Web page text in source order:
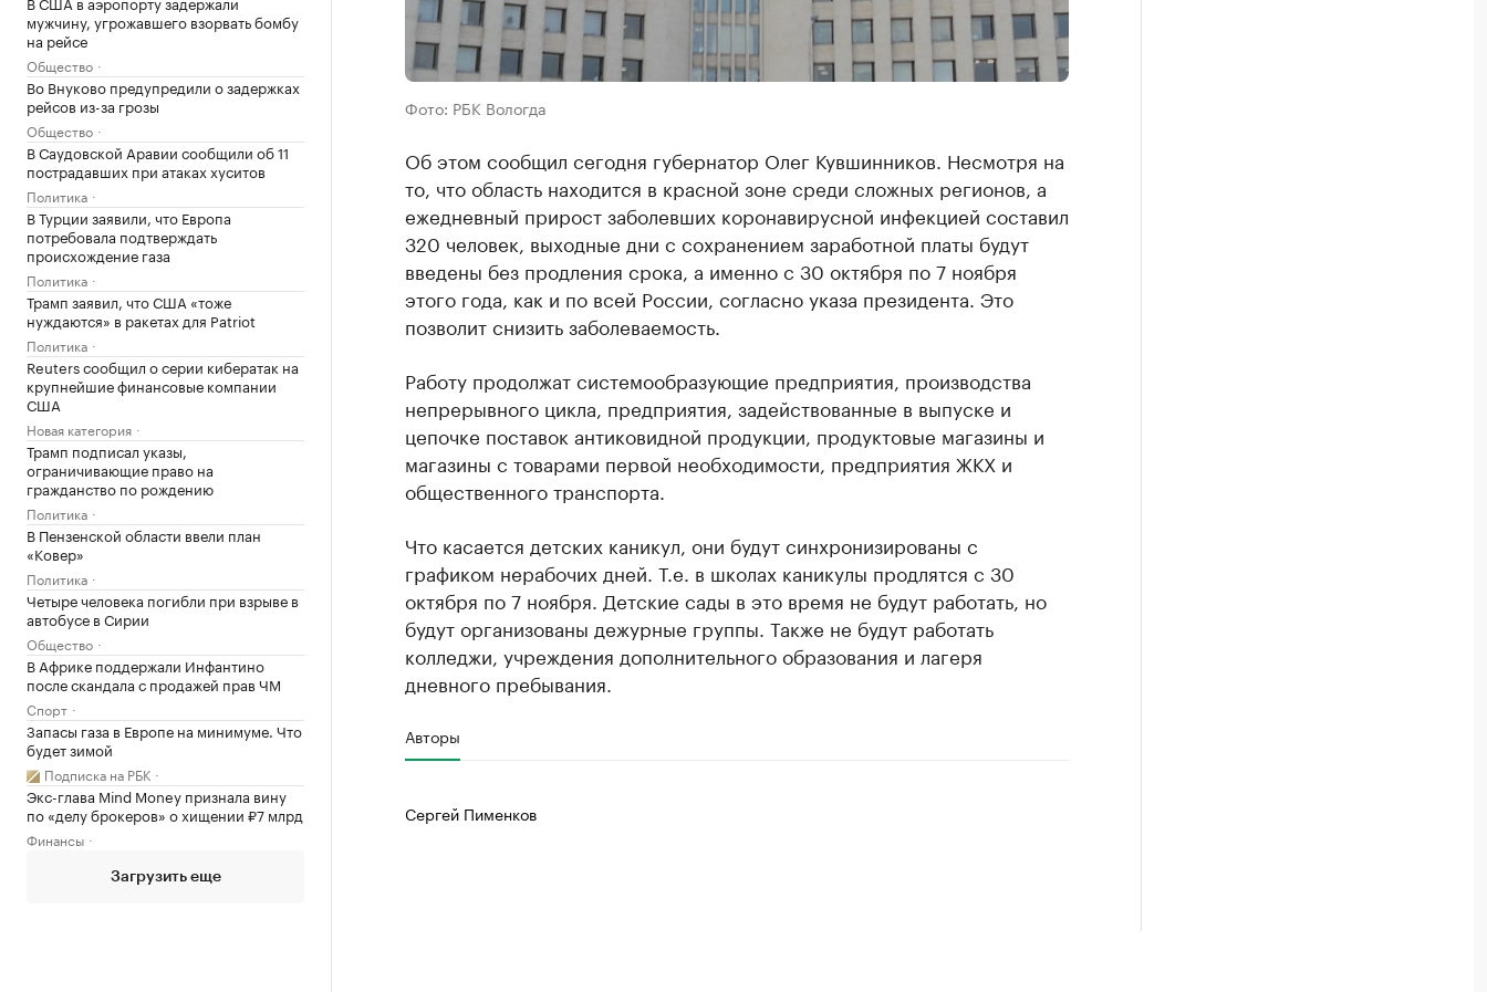
мужчину, угрожавшего взорвать бомбу
на рейсе
Общество
Во Внуково предупредили о задержках
рейсов из-за грозы
Общество
В Саудовской Аравии сообщили об 11
пострадавших при атаках хуситов
Политика
В Турции заявили, что Европа
потребовала подтверждать
происхождение газа
Политика
Трамп заявил, что США «тоже
нуждаются» в ракетах для Patriot
Политика
Reuters сообщил о серии кибератак на
крупнейшие финансовые компании
США
Новая категория
Трамп подписал указы,
ограничивающие право на
гражданство по рождению
Политика
В Пензенской области ввели план
«Ковер»
Политика
Четыре человека погибли при взрыве в
автобусе в Сирии
Общество
В Африке поддержали Инфантино
после скандала с продажей прав ЧМ
Спорт
Запасы газа в Европе на минимуме. Что
будет зимой
Подписка на РБК
Экс-глава Mind Money признала вину
по «делу брокеров» о хищении ₽7 млрд
Финансы
Загрузить еще
Фото: РБК Вологда
Об этом сообщил сегодня губернатор Олег Кувшинников. Несмотря на
то, что область находится в красной зоне среди сложных регионов, а
ежедневный прирост заболевших коронавирусной инфекцией составил
320 человек, выходные дни с сохранением заработной платы будут
введены без продления срока, а именно с 30 октября по 7 ноября
этого года, как и по всей России, согласно указа президента. Это
позволит снизить заболеваемость.
Работу продолжат системообразующие предприятия, производства
непрерывного цикла, предприятия, задействованные в выпуске и
цепочке поставок антиковидной продукции, продуктовые магазины и
магазины с товарами первой необходимости, предприятия ЖКХ и
общественного транспорта.
Что касается детских каникул, они будут синхронизированы с
графиком нерабочих дней. Т.е. в школах каникулы продлятся с 30
октября по 7 ноября. Детские сады в это время не будут работать, но
будут организованы дежурные группы. Также не будут работать
колледжи, учреждения дополнительного образования и лагеря
дневного пребывания.
Авторы
Сергей Пименков